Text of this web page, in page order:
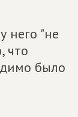
него "не
что
было